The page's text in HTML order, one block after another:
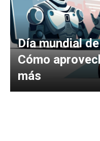
Día mundial
Cómo
más